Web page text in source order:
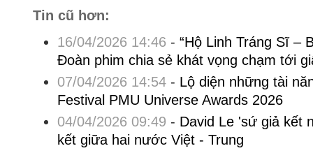
Tin cũ hơn:
16/04/2026 14:46 - “Hộ Linh Tráng Sĩ –
Đoàn phim chia sẻ khát vọng chạm tới
07/04/2026 14:54- Lộ diện những tài
Festival PMU Universe Awards 2026
04/04/2026 09:49 - David Le 'sứ giả kết
kết giữa hai nước Việt - Trung